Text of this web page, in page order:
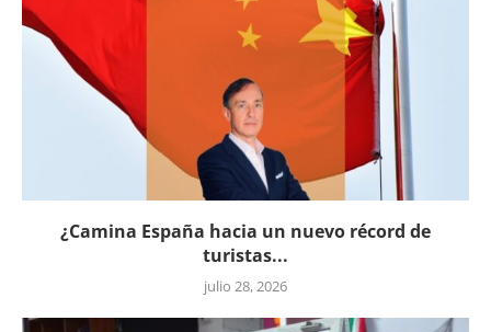
¿Camina España hacia un nuevo récord de
turistas...
julio 28, 2026